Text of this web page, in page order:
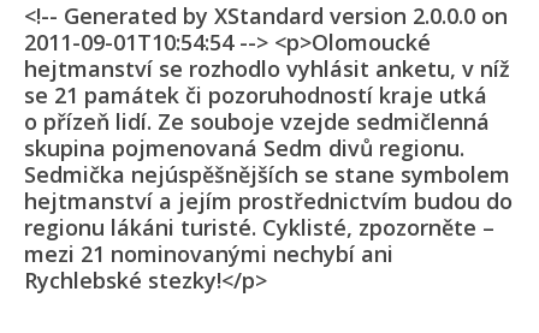
<!-- Generated by XStandard version 2.0.0.0 on
2011-09-01T10:54:54 --> <p>Olomoucké
hejtmanství se rozhodlo vyhlásit anketu, v níž
se 21 památek či pozoruhodností kraje utká
o přízeň lidí. Ze souboje vzejde sedmičlenná
skupina pojmenovaná Sedm divů regionu.
Sedmička nejúspěšnějších se stane symbolem
hejtmanství a jejím prostřednictvím budou do
regionu lákáni turisté. Cyklisté, zpozorněte –
mezi 21 nominovanými nechybí ani
Rychlebské stezky!</p>